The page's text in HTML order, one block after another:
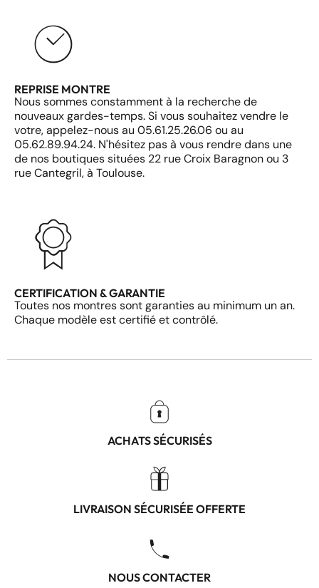
REPRISE MONTRE
Nous sommes constamment à la recherche de
nouveaux gardes-temps. Si vous souhaitez vendre le
votre, appelez-nous au 05.61.25.26.06 ou au
05.62.89.94.24. N'hésitez pas à vous rendre dans une
de nos boutiques situées 22 rue Croix Baragnon ou 3
rue Cantegril, à Toulouse.
CERTIFICATION & GARANTIE
Toutes nos montres sont garanties au minimum un an.
Chaque modèle est certifié et contrôlé.
ACHATS SÉCURISÉS
LIVRAISON SÉCURISÉE OFFERTE
NOUS CONTACTER